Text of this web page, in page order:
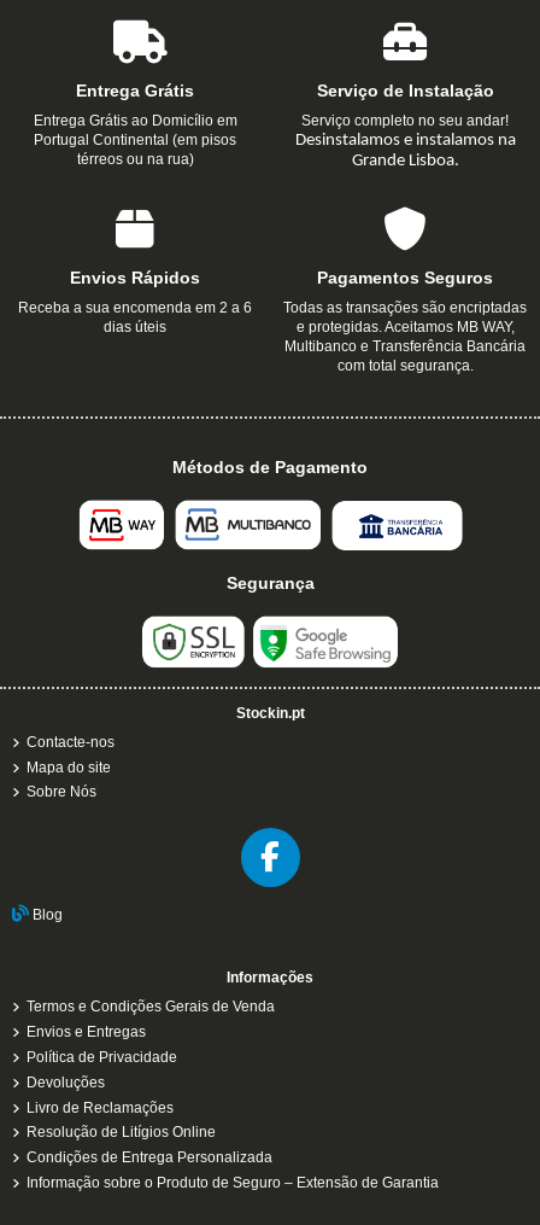
Entrega Grátis
Entrega Grátis ao Domicílio em
Portugal Continental (em pisos
térreos ou na rua)
Serviço de Instalação
Serviço completo no seu andar!
Desinstalamos e instalamos na
Grande Lisboa.
Envios Rápidos
Receba a sua encomenda em 2 a 6
dias úteis
Pagamentos Seguros
Todas as transações são encriptadas
e protegidas. Aceitamos MB WAY,
Multibanco e Transferência Bancária
com total segurança.
Métodos de Pagamento
Segurança
Stockin.pt
Contacte-nos
Mapa do site
Sobre Nós
Blog
Informações
Termos e Condições Gerais de Venda
Envios e Entregas
Política de Privacidade
Devoluções
Livro de Reclamações
Resolução de Litígios Online
Condições de Entrega Personalizada
Informação sobre o Produto de Seguro – Extensão de Garantia